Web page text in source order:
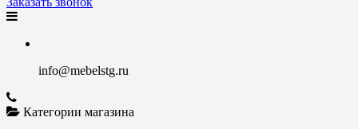
info@mebelstg.ru
Категории магазина